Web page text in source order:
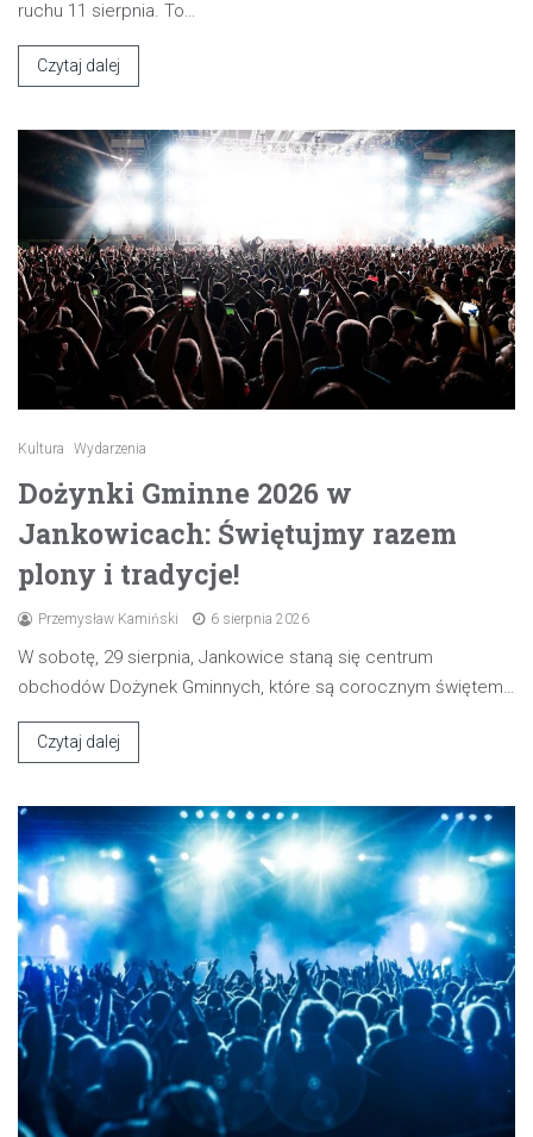
ruchu 11 sierpnia. To…
Czytaj dalej
Kultura Wydarzenia
Dożynki Gminne 2026 w
Jankowicach: Świętujmy razem
plony i tradycje!
Przemysław Kamiński 6 sierpnia 2026
W sobotę, 29 sierpnia, Jankowice staną się centrum
obchodów Dożynek Gminnych, które są corocznym świętem…
Czytaj dalej